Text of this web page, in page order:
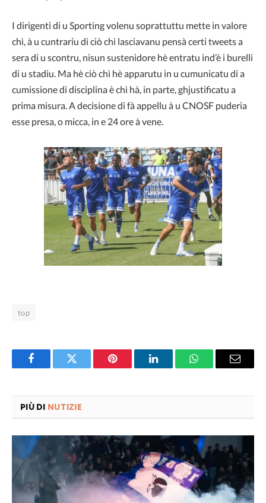
I dirigenti di u Sporting volenu soprattuttu mette in valore
chì, à u cuntrariu di ciò chì lasciavanu pensà certi tweets a
sera di u scontru, nisun sustenidore hè entratu ind’è i burelli
di u stadiu. Ma hè ciò chì hè apparutu in u cumunicatu di a
cumissione di disciplina è chì hà, in parte, ghjustificatu a
prima misura. A decisione di fà appellu à u CNOSF puderia
esse presa, o micca, in e 24 ore à vene.
top
FacebookTwitter Pinterest LinkedInWhatsAppEmail
PIÙ DI NUTIZIE